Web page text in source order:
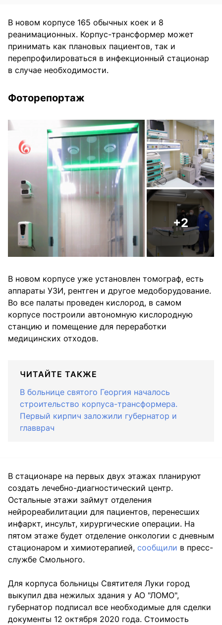
В новом корпусе 165 обычных коек и 8
реанимационных. Корпус-трансформер может
принимать как плановых пациентов, так и
перепрофилироваться в инфекционный стационар
в случае необходимости.
Фоторепортаж
+2
В новом корпусе уже установлен томограф, есть
аппараты УЗИ, рентген и другое медоборудование.
Во все палаты проведен кислород, в самом
корпусе построили автономную кислородную
станцию и помещение для переработки
медицинских отходов.
ЧИТАЙТЕ ТАКЖЕ
В больнице святого Георгия началось
строительство корпуса-трансформера.
Первый кирпич заложили губернатор и
главврач
В стационаре на первых двух этажах планируют
создать лечебно-диагностический центр.
Остальные этажи займут отделения
нейрореабилитации для пациентов, перенесших
инфаркт, инсульт, хирургические операции. На
пятом этаже будет отделение онкологии с дневным
стационаром и химиотерапией, сообщили в пресс-
службе Смольного.
Для корпуса больницы Святителя Луки город
выкупил два нежилых здания у АО "ЛОМО",
губернатор подписал все необходимые для сделки
документы 12 октября 2020 года. Стоимость